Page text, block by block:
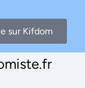
sur Kifdom